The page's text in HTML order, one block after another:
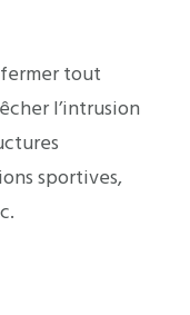
tout
l’intrusion
sportives,